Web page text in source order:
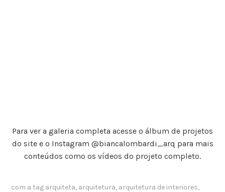
Para ver a galeria completa acesse o álbum de projetos
do site e o Instagram @biancalombardi_arq para mais
conteúdos como os vídeos do projeto completo.
com a tag arquiteta, arquitetura, arquitetura de interiores,